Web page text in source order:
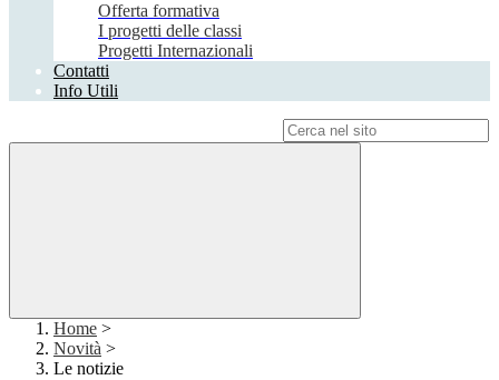
Offerta formativa
I progetti delle classi
Progetti Internazionali
Contatti
Info Utili
Home >
Novità >
Le notizie